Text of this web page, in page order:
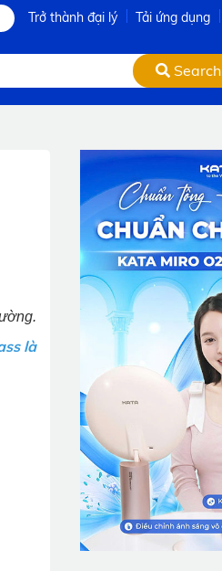
Trở thành đại lý Tải ứng dụng
Search
là